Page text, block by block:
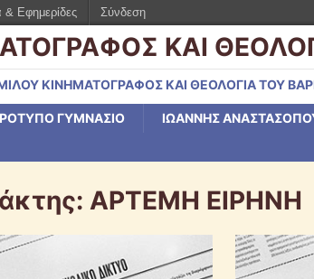
ΚΑΙ
ΚΙΝΗΜΑΤΟΓΡΑΦΟΣ ΚΑΙ ΘΕΟΛΟΓΙΑ ΤΟΥ
ΓΥΜΝΑΣΙΟ ΙΩΑΝΝΗΣ
ΑΡΤΕΜΗ ΕΙΡΗΝΗ
& Εφημερίδες Σύνδεση